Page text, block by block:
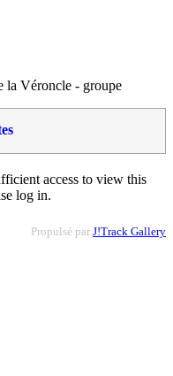
la Véroncle - groupe
access to view this
log in.
Propulsé par J!Track Gallery